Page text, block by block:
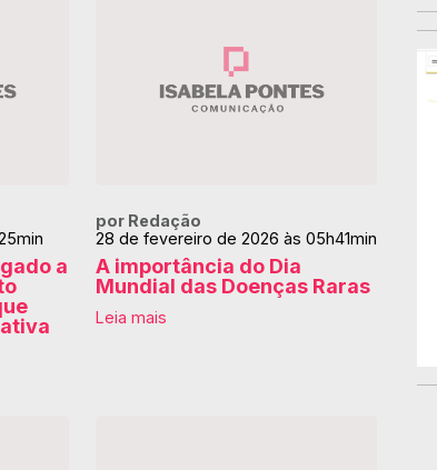
a
por Redação
28 de fevereiro de 2026 às 05h41min
A importância do Dia
Mundial das Doenças Raras
Leia mais